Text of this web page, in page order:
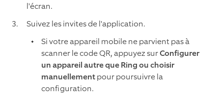
l'écran.
Suivez les invites de l'application.
Si votre appareil mobile ne parvient pas à
scanner le code QR, appuyez surConfigurer
un appareil autre que Ring ou choisir
manuellementpour poursuivre la
configuration.